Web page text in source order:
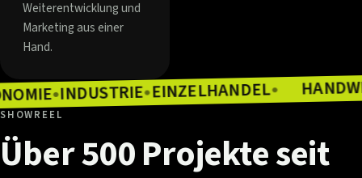
Weiterentwicklung und
Marketing aus einer
Hand.
●INDUSTRIE●EINZELHANDEL●
SHOWREEL
Über500Projekteseit